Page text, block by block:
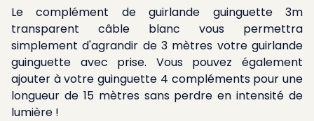
Le complément de guirlande guinguette 3m
transparent câble blanc vous permettra
simplement d'agrandir de 3 mètres votre guirlande
guinguette avec prise. Vous pouvez également
ajouter à votre guinguette 4 compléments pour une
longueur de 15 mètres sans perdre en intensité de
lumière !